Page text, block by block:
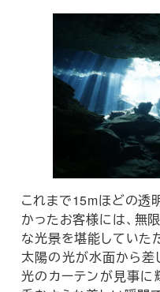
これまで15mほどの透
かったお客様には、無
な光景を堪能していた
太陽の光が水面から差
光のカーテンが見事に